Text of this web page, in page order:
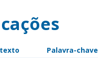
Palavra-chave